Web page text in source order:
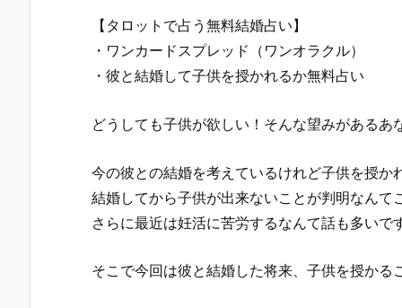
【タロットで占う無料結婚占い】
・ワンカードスプレッド（ワンオラクル）
・彼と結婚して子供を授かれるか無料占い
どうしても子供が欲しい！そんな望みがあるあ
今の彼との結婚を考えているけれど子供を授か
結婚してから子供が出来ないことが判明なんて
さらに最近は妊活に苦労するなんて話も多いで
そこで今回は彼と結婚した将来、子供を授か